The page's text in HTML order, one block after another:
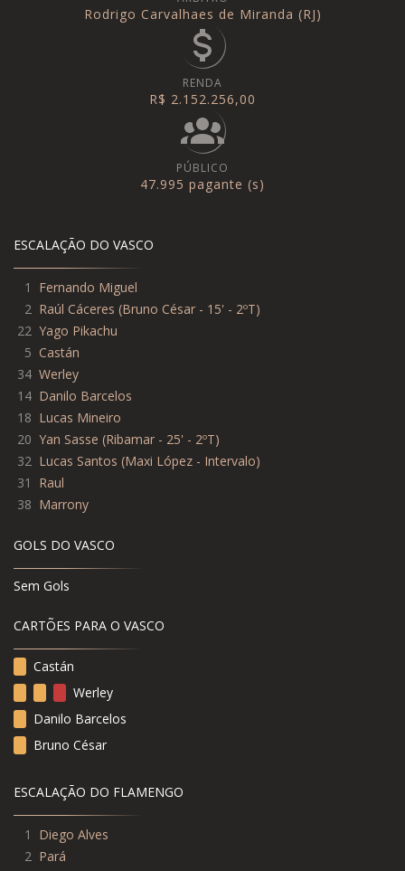
Rodrigo Carvalhaes de Miranda (RJ)
RENDA
R$ 2.152.256,00
PÚBLICO
47.995 pagante (s)
ESCALAÇÃO DO VASCO
1
Fernando Miguel
2 Raúl Cáceres (Bruno César - 15' - 2ºT)
22 Yago Pikachu
5 Castán
34 Werley
14 Danilo Barcelos
18 Lucas Mineiro
20 Yan Sasse (Ribamar - 25' - 2ºT)
32 Lucas Santos (Maxi López - Intervalo)
31
Raul
38 Marrony
GOLS DO VASCO
Sem Gols
CARTÕES PARA O VASCO
Castán
Werley
Danilo Barcelos
Bruno César
ESCALAÇÃO DO FLAMENGO
1
Diego Alves
2 Pará